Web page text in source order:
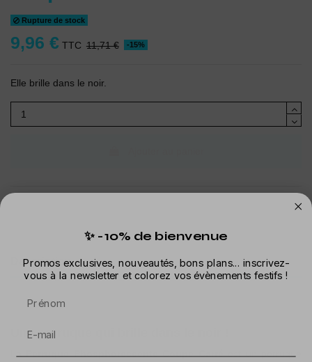
Rupture de stock
9,96 € TTC 11,71 € -15%
Elle brille dans le noir.
Description
Une perruque qui brille dans le noir !
LaPerruque Phosphorescente Coupe Carréest un perruque
✨ -10% de bienvenue
Promos exclusives, nouveautés, bons plans... inscrivez-
vous à la newsletter et colorez vos évènements festifs !